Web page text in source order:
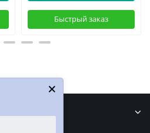
Быстрый заказ